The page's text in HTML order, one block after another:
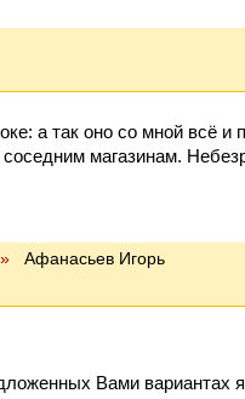
а так оно со мной всё и
магазинам.
» Афанасьев Игорь
Вами